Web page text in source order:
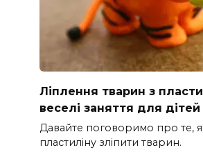
Ліплення тварин з
веселі заняття для дітей
Давайте поговоримо про те,
пластиліну зліпити тварин.